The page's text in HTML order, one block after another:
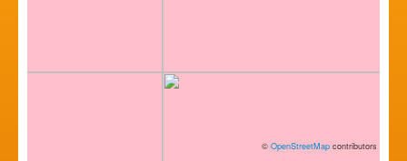
© OpenStreetMap contributors